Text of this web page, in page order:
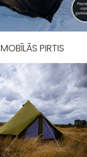
MOBĪLĀS PIRTIS